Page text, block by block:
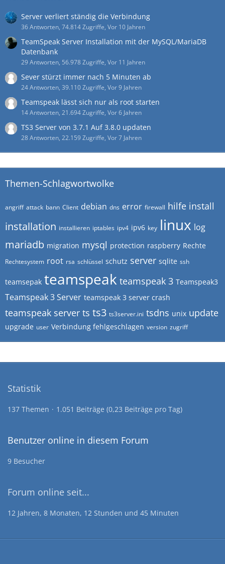
Server verliert ständig die Verbindung
36 Antworten, 74.814 Zugriffe, Vor 10 Jahren
TeamSpeak Server Installation mit der MySQL/MariaDB
Datenbank
29 Antworten, 56.978 Zugriffe, Vor 11 Jahren
Sever stürzt immer nach 5 Minuten ab
24 Antworten, 39.110 Zugriffe, Vor 9 Jahren
Teamspeak lässt sich nur als root starten
14 Antworten, 21.694 Zugriffe, Vor 6 Jahren
TS3 Server von 3.7.1 Auf 3.8.0 updaten
28 Antworten, 22.159 Zugriffe, Vor 7 Jahren
Themen-Schlagwortwolke
angriff attack bann Client debian dns error firewall hilfe install
installation installieren iptables ipv4 ipv6 key linux log
mariadb migration mysql protection raspberry Rechte
Rechtesystem root rsa schlüssel schutz server sqlite ssh
teamsepak teamspeak teamspeak 3 Teamspeak3
Teamspeak 3 Server teamspeak 3 server crash
teamspeak server ts ts3 ts3server.ini tsdns unix update
upgrade user Verbindung fehlgeschlagen version zugriff
Statistik
137 Themen 1.051 Beiträge (0,23 Beiträge pro Tag)
Benutzer online in diesem Forum
9 Besucher
Forum online seit...
12 Jahren, 8 Monaten, 12 Stunden und 45 Minuten